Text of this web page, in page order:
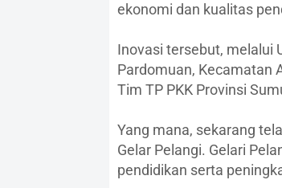
ekonomi dan kualitas
Inovasi tersebut, melalui
Pardomuan, Kecamatan
Tim TP PKK Provinsi
Yang mana, sekarang
Gelar Pelangi. Gelari
pendidikan serta